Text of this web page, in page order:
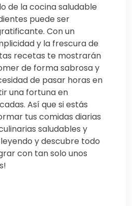
de la cocina saludable
puede ser
Con un
y la frescura de
recetas te mostrarán
de forma sabrosa y
de pasar horas en
una fortuna en
Así que si estás
tus comidas diarias
saludables y
leyendo y descubre todo
con tan solo unos